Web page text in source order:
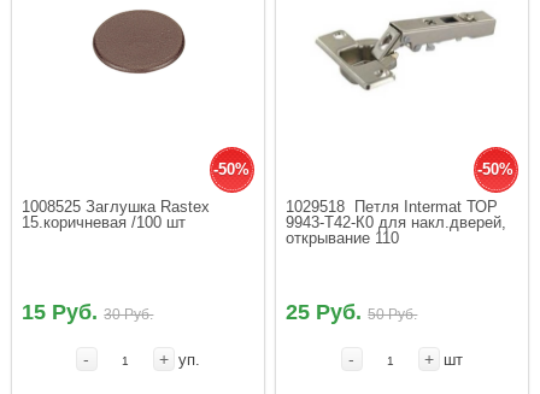
-50%
1008525 Заглушка Rastex
15.коричневая /100 шт
15 Руб.30 Руб.
- + уп.
-50%
1029518  Петля Intermat ТОР
9943-Т42-К0 для накл.дверей,
открывание 110
25 Руб.50 Руб.
- + шт